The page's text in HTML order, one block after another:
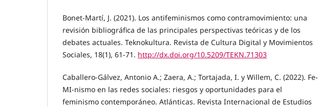
Bonet-Martí, J. (2021). Los antifeminismos como contramovimiento: una
revisión bibliográfica de las principales perspectivas teóricas y de los
debates actuales. Teknokultura. Revista de Cultura Digital y Movimientos
Sociales, 18(1), 61-71. http://dx.doi.org/10.5209/TEKN.71303
Caballero-Gálvez, Antonio A.; Zaera, A.; Tortajada, I. y Willem, C. (2022). Fe-
MI-nismo en las redes sociales: riesgos y oportunidades para el
feminismo contemporáneo. Atlánticas. Revista Internacional de Estudios